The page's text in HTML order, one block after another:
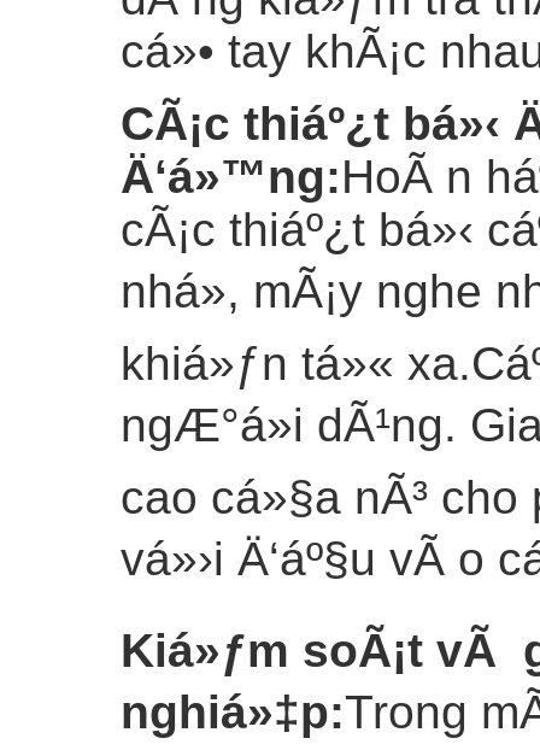
cá»• tay khÃ¡c
CÃ¡c thiáº¿t bá»‹
Ä‘á»™ng:HoÃ n
cÃ¡c thiáº¿t bá»‹
nhá», mÃ¡y nghe
khiá»ƒn tá»«
ngÆ°á»i dÃ¹ng.
cao cá»§a nÃ³
vá»›i Ä‘áº§u vÃ o
Kiá»ƒm soÃ¡t vÃ
nghiá»‡p:Trong